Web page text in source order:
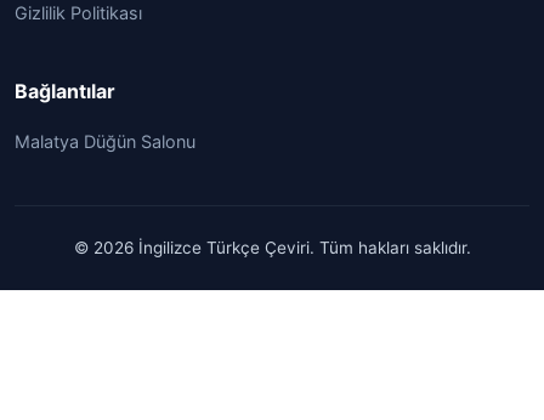
Gizlilik Politikası
Bağlantılar
Malatya Düğün Salonu
© 2026 İngilizce Türkçe Çeviri. Tüm hakları saklıdır.